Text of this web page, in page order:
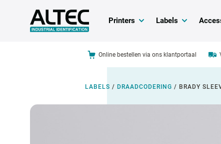
Printers Labels
Online bestellen via ons klantportaal
LABELS / DRAADCODERING / BRADY